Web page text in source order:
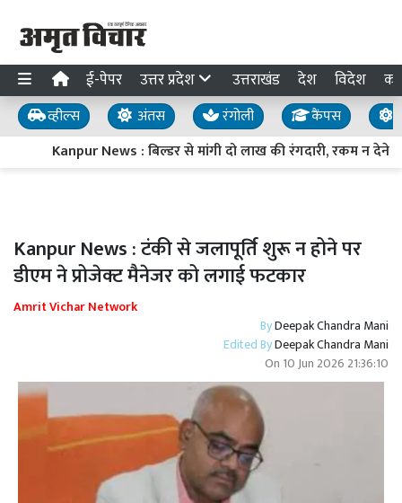
ई-पेपर उत्तर प्रदेश उत्तराखंड देश विदेश
व्हील्स अंतस रंगोली कैंपस
Kanpur News : बिल्डर से मांगी दो लाख की रंगदारी, रकम न देने
Kanpur News : टंकी से जलापूर्ति शुरू न होने पर
डीएम ने प्रोजेक्ट मैनेजर को लगाई फटकार
Amrit Vichar Network
ByDeepak Chandra Mani
Edited ByDeepak Chandra Mani
On 10 Jun 2026 21:36:10